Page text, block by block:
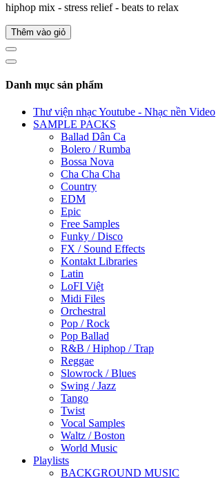
hiphop mix - stress relief - beats to relax
Thêm vào giỏ
Danh mục sản phẩm
Thư viện nhạc Youtube - Nhạc nền Video
SAMPLE PACKS
Ballad Dân Ca
Bolero / Rumba
Bossa Nova
Cha Cha Cha
Country
EDM
Epic
Free Samples
Funky / Disco
FX / Sound Effects
Kontakt Libraries
Latin
LoFI Việt
Midi Files
Orchestral
Pop / Rock
Pop Ballad
R&B / Hiphop / Trap
Reggae
Slowrock / Blues
Swing / Jazz
Tango
Twist
Vocal Samples
Waltz / Boston
World Music
Playlists
BACKGROUND MUSIC